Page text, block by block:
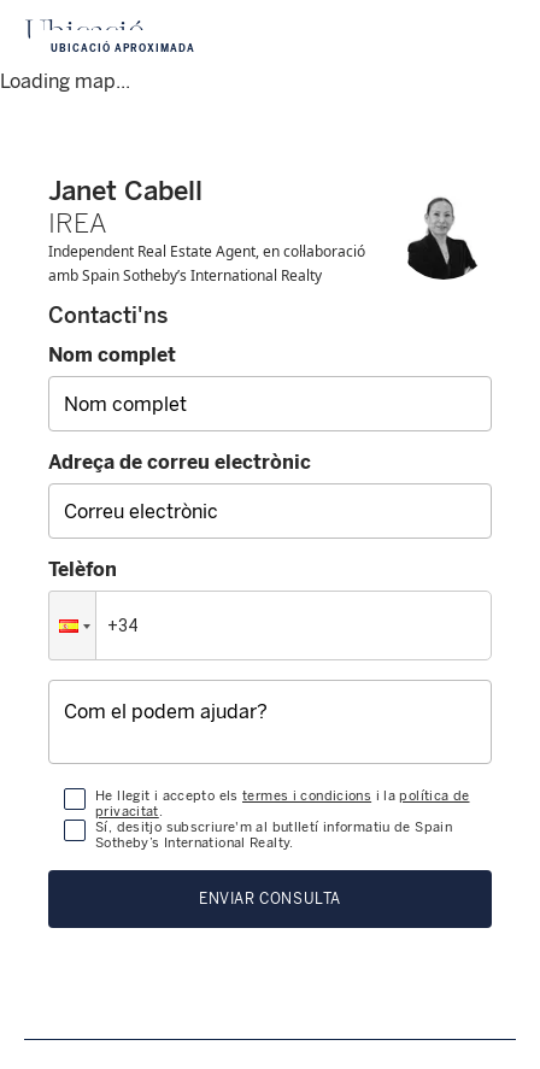
Ubicació
Loading map...
UBICACIÓ APROXIMADA
Janet Cabell
IREA
Independent Real Estate Agent, en col·laboració
amb Spain Sotheby’s International Realty
Contacti'ns
Nom complet
Adreça de correu electrònic
Telèfon
He llegit i accepto els termes i condicions i lapolítica de
privacitat.
Sí, desitjo subscriure'm al butlletí informatiu de Spain
Sotheby’s International Realty.
ENVIAR CONSULTA